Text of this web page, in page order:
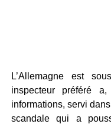
L’Allemagne est
inspecteur préféré
informations, servi
scandale qui a